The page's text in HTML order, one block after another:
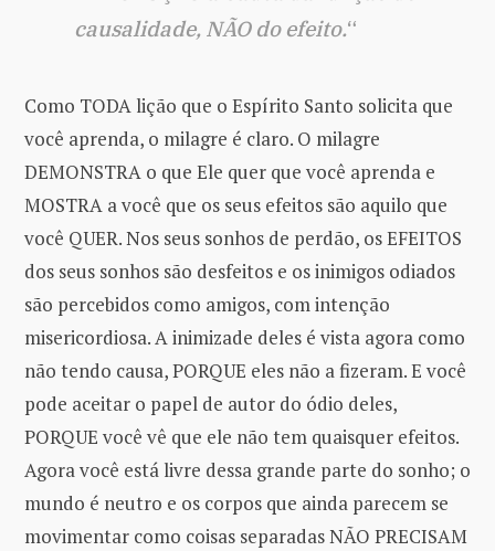
causalidade, NÃO do efeito.“
Como TODA lição que o Espírito Santo solicita que
você aprenda, o milagre é claro. O milagre
DEMONSTRA o que Ele quer que você aprenda e
MOSTRA a você que os seus efeitos são aquilo que
você QUER. Nos seus sonhos de perdão, os EFEITOS
dos seus sonhos são desfeitos e os inimigos odiados
são percebidos como amigos, com intenção
misericordiosa. A inimizade deles é vista agora como
não tendo causa, PORQUE eles não a fizeram. E você
pode aceitar o papel de autor do ódio deles,
PORQUE você vê que ele não tem quaisquer efeitos.
Agora você está livre dessa grande parte do sonho; o
mundo é neutro e os corpos que ainda parecem se
movimentar como coisas separadas NÃO PRECISAM